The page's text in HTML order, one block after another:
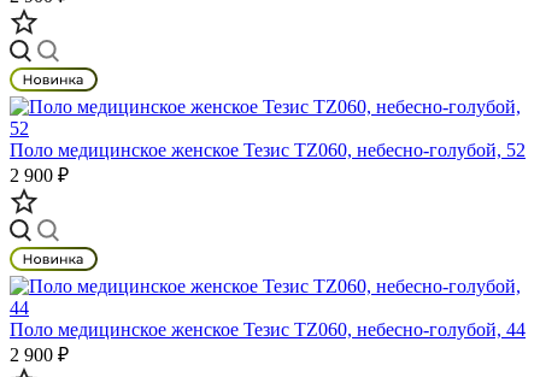
Поло медицинское женское Тезис TZ060, небесно-голубой, 52
2 900 ₽
Поло медицинское женское Тезис TZ060, небесно-голубой, 44
2 900 ₽